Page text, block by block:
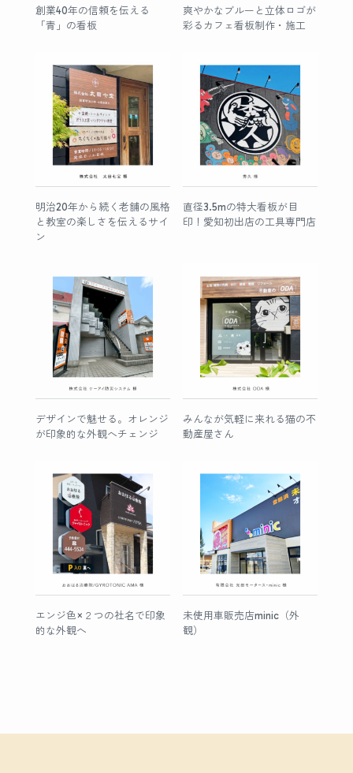
創業40年の信頼を伝える
「青」の看板
爽やかなブルーと立体ロゴが
彩るカフェ看板制作・施工
明治20年から続く老舗の風格
と教室の楽しさを伝えるサイ
ン
直径3.5mの特大看板が目
印！愛知初出店の工具専門店
デザインで魅せる。オレンジ
が印象的な外観へチェンジ
みんなが気軽に来れる猫の不
動産屋さん
エンジ色×２つの社名で印象
的な外観へ
未使用車販売店minic（外
観）